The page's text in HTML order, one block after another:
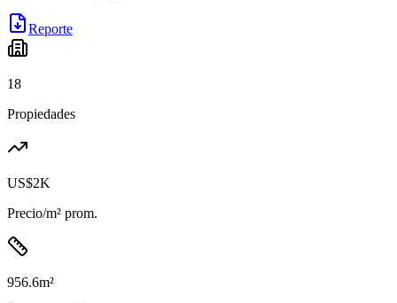
Reporte
18
Propiedades
US$2K
Precio/m² prom.
956.6m²